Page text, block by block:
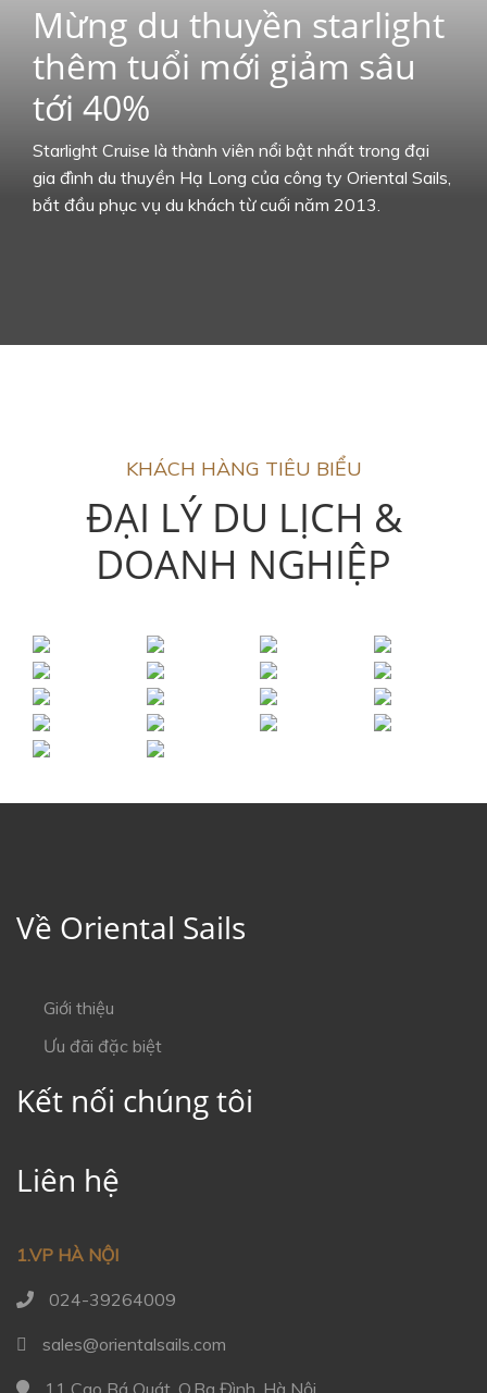
Mừng du thuyền starlight
thêm tuổi mới giảm sâu
tới 40%
Starlight Cruise là thành viên nổi bật nhất trong đại
gia đình du thuyền Hạ Long của công ty Oriental Sails,
bắt đầu phục vụ du khách từ cuối năm 2013.
KHÁCH HÀNG TIÊU BIỂU
ĐẠI LÝ DU LỊCH &
DOANH NGHIỆP
Về Oriental Sails
Giới thiệu
Ưu đãi đặc biệt
Kết nối chúng tôi
Liên hệ
1.VP HÀ NỘI
024-39264009
sales@orientalsails.com